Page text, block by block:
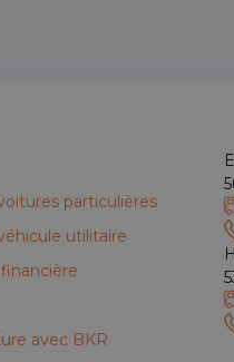
particulières
utilitaire
avec BKR